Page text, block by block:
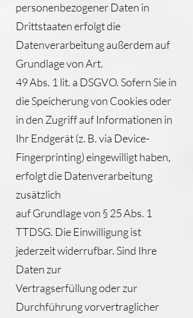
personenbezogener Daten in
Drittstaaten erfolgt die
Datenverarbeitung außerdem auf
Grundlage von Art.
49 Abs. 1 lit. a DSGVO. Sofern Sie in
die Speicherung von Cookies oder
in den Zugriff auf Informationen in
Ihr Endgerät (z. B. via Device-
Fingerprinting) eingewilligt haben,
erfolgt die Datenverarbeitung
zusätzlich
auf Grundlage von § 25 Abs. 1
TTDSG. Die Einwilligung ist
jederzeit widerrufbar. Sind Ihre
Daten zur
Vertragserfüllung oder zur
Durchführung vorvertraglicher